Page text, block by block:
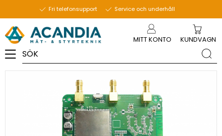
Fri telefonsupport Service och underhåll
MITT KONTO KUNDVAGN